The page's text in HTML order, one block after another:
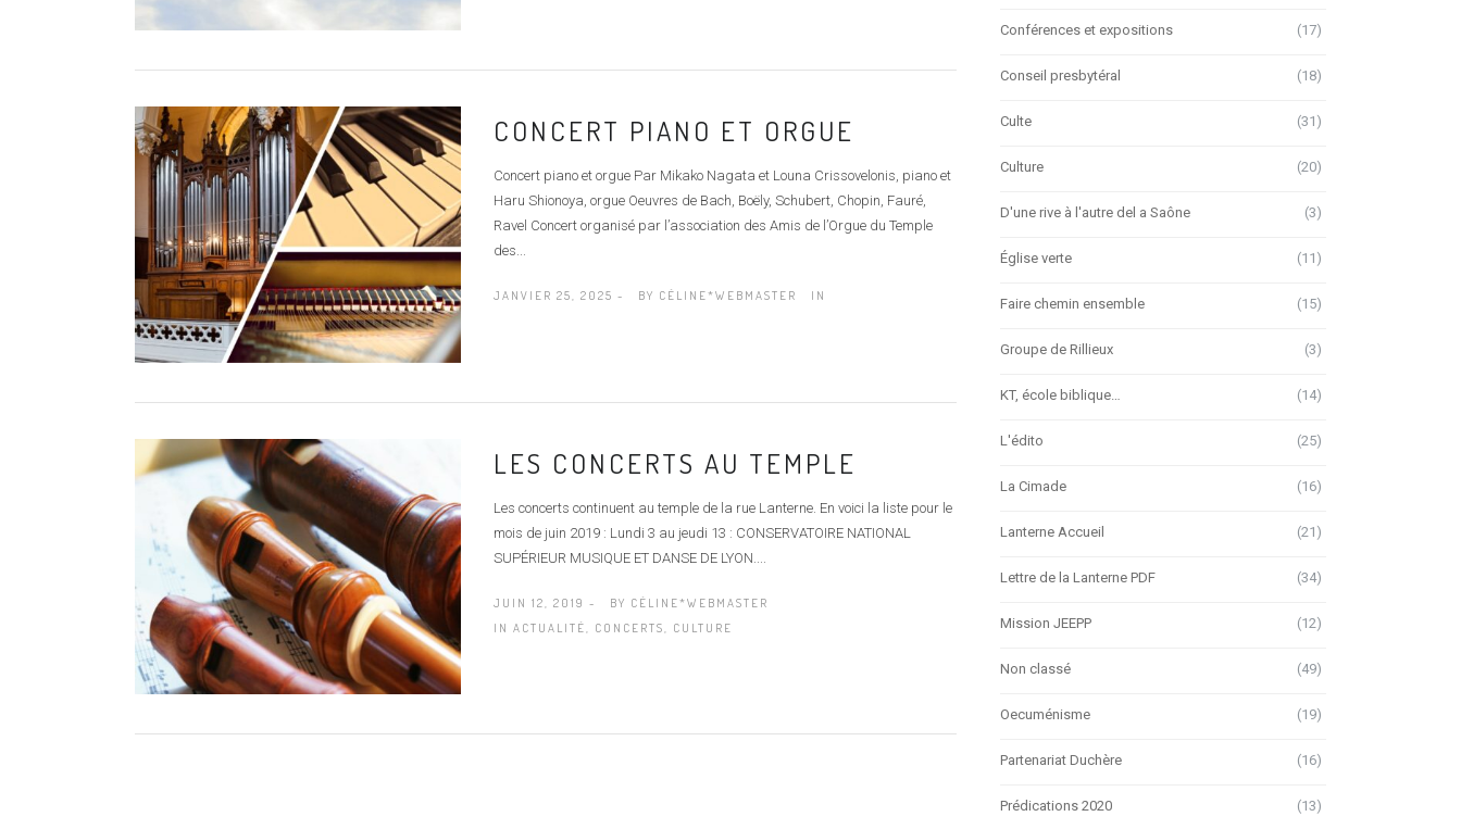
CONCERT PIANO ET ORGUE
Concert piano et orgue Par Mikako Nagata et Louna Crissovelonis, piano et
Haru Shionoya, orgue Oeuvres de Bach, Boëly, Schubert, Chopin, Fauré,
Ravel Concert organisé par l’association des Amis de l’Orgue du Temple
des...
JANVIER 25, 2025 - BY CÉLINE*WEBMASTER IN
LES CONCERTS AU TEMPLE
Les concerts continuent au temple de la rue Lanterne. En voici la liste pour le
mois de juin 2019 : Lundi 3 au jeudi 13 : CONSERVATOIRE NATIONAL
SUPÉRIEUR MUSIQUE ET DANSE DE LYON....
JUIN 12, 2019 - BY CÉLINE*WEBMASTER
IN ACTUALITÉ CONCERTS CULTURE
Conférences et expositions (17)
Conseil presbytéral (18)
Culte (31)
Culture (20)
D'une rive à l'autre del a Saône (3)
Église verte (11)
Faire chemin ensemble (15)
Groupe de Rillieux (3)
KT, école biblique… (14)
L'édito (25)
La Cimade (16)
Lanterne Accueil (21)
Lettre de la Lanterne PDF (34)
Mission JEEPP (12)
Non classé (49)
Oecuménisme (19)
Partenariat Duchère (16)
Prédications 2020 (13)